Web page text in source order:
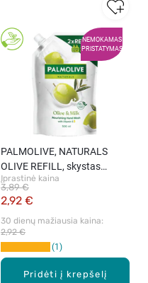
NEMOKAMAS
PRISTATYMAS
Pridėti į krepšelį
PALMOLIVE, NATURALS
OLIVE REFILL, skystas
muilas, 500 ml
Įprastinė kaina
2,92 €
3,89 €
30 dienų mažiausia kaina:
2,92 €
1